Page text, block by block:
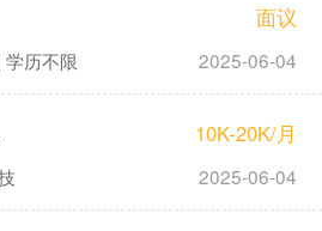
面议
学历不限 2025-06-04
10K-20K/月
2025-06-04